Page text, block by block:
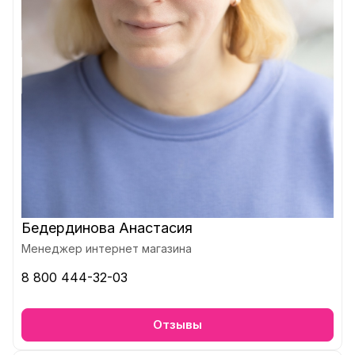
Бедердинова Анастасия
Менеджер интернет магазина
8 800 444-32-03
Отзывы